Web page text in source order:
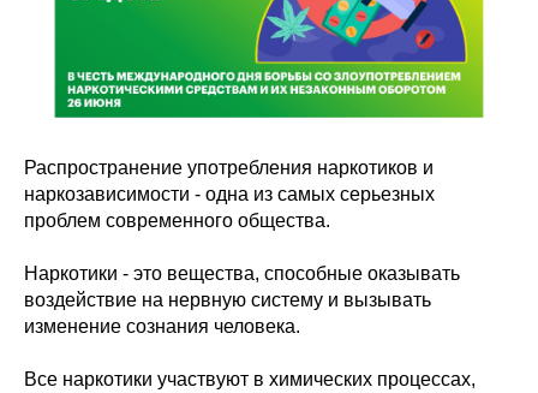
Распространение употребления наркотиков и
наркозависимости - одна из самых серьезных
проблем современного общества.
Наркотики - это вещества, способные оказывать
воздействие на нервную систему и вызывать
изменение сознания человека.
Все наркотики участвуют в химических процессах,